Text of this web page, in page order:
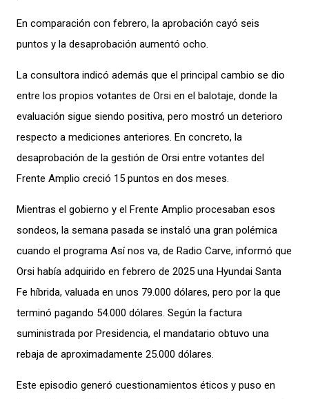
En comparación con febrero, la aprobación cayó seis
puntos y la desaprobación aumentó ocho.
La consultora indicó además que el principal cambio se dio
entre los propios votantes de Orsi en el balotaje, donde la
evaluación sigue siendo positiva, pero mostró un deterioro
respecto a mediciones anteriores. En concreto, la
desaprobación de la gestión de Orsi entre votantes del
Frente Amplio creció 15 puntos en dos meses.
Mientras el gobierno y el Frente Amplio procesaban esos
sondeos, la semana pasada se instaló una gran polémica
cuando el programa Así nos va, de Radio Carve, informó que
Orsi había adquirido en febrero de 2025 una Hyundai Santa
Fe híbrida, valuada en unos 79.000 dólares, pero por la que
terminó pagando 54.000 dólares. Según la factura
suministrada por Presidencia, el mandatario obtuvo una
rebaja de aproximadamente 25.000 dólares.
Este episodio generó cuestionamientos éticos y puso en